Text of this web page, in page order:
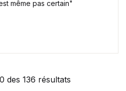
des 136 résultats
même pas certain"